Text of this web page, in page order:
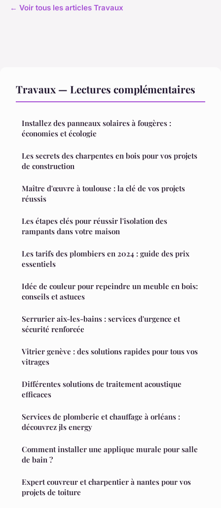
← Voir tous les articles Travaux
Travaux — Lectures complémentaires
Installez des panneaux solaires à fougères :
économies et écologie
Les secrets des charpentes en bois pour vos projets
de construction
Maître d'œuvre à toulouse : la clé de vos projets
réussis
Les étapes clés pour réussir l'isolation des
rampants dans votre maison
Les tarifs des plombiers en 2024 : guide des prix
essentiels
Idée de couleur pour repeindre un meuble en bois:
conseils et astuces
Serrurier aix-les-bains : services d'urgence et
sécurité renforcée
Vitrier genève : des solutions rapides pour tous vos
vitrages
Différentes solutions de traitement acoustique
efficaces
Services de plomberie et chauffage à orléans :
découvrez jls energy
Comment installer une applique murale pour salle
de bain ?
Expert couvreur et charpentier à nantes pour vos
projets de toiture